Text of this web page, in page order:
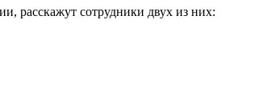
расскажут сотрудники двух из них: